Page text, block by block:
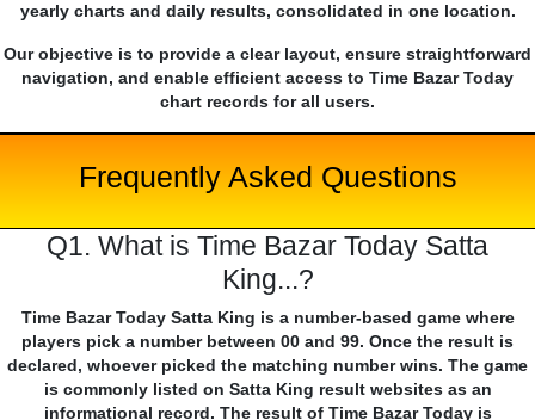
yearly charts and daily results, consolidated in one location.
Our objective is to provide a clear layout, ensure straightforward
navigation, and enable efficient access to Time Bazar Today
chart records for all users.
Frequently Asked Questions
Q1. What is Time Bazar Today Satta
King...?
Time Bazar Today Satta King is a number-based game where
players pick a number between 00 and 99. Once the result is
declared, whoever picked the matching number wins. The game
is commonly listed on Satta King result websites as an
informational record. The result of Time Bazar Today is